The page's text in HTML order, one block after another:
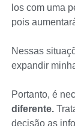
los com uma
pois
Nessas
expandir
Portanto, é
diferente.
decisão as